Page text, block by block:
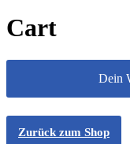
Cart
Dein
Zurück zum Shop